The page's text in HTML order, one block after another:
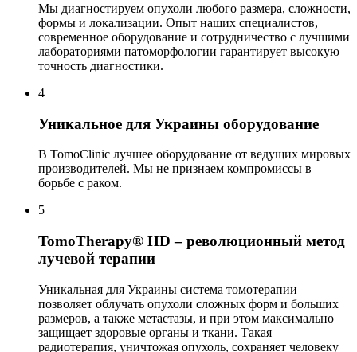
Мы диагностируем опухоли любого размера, сложности,
формы и локализации. Опыт наших специалистов,
современное оборудование и сотрудничество с лучшими
лабораториями патоморфологии гарантирует высокую
точность диагностики.
4
Уникальное для Украины оборудование
В TomoClinic лучшее оборудование от ведущих мировых
производителей. Мы не признаем компромиссы в
борьбе с раком.
5
TomoTherapy® HD – революционный метод
лучевой терапии
Уникальная для Украины система томотерапии
позволяет облучать опухоли сложных форм и больших
размеров, а также метастазы, и при этом максимально
защищает здоровые органы и ткани. Такая
радиотерапия, уничтожая опухоль, сохраняет человеку